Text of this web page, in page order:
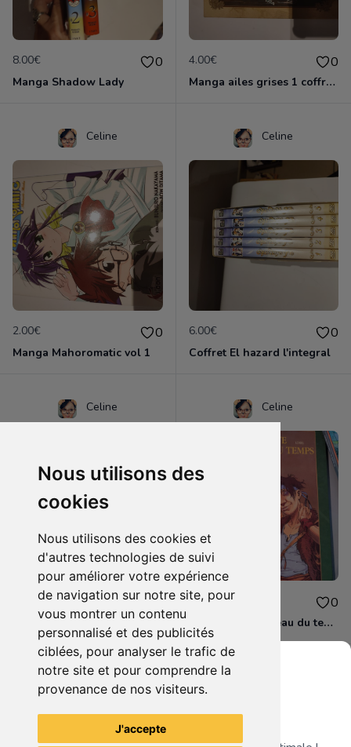
Nous utilisons des
cookies
Nous utilisons des cookies et
d'autres technologies de suivi
pour améliorer votre expérience
de navigation sur notre site, pour
vous montrer un contenu
personnalisé et des publicités
ciblées, pour analyser le trafic de
notre site et pour comprendre la
provenance de nos visiteurs.
J'accepte
8.00€ 0
Manga Shadow Lady
4.00€ 0
Manga ailes grises 1 coffret complet
Celine
2.00€ 0
Manga Mahoromatic vol 1
Celine
6.00€ 0
Coffret El hazard l'integral
Celine
10.00€ 0
Manga Gunslinger Girl 4 volumes
Celine
18.00€ 0
La quête de l'oiseau du temps
Voir tous les articles du vendeur
Grenier du Geek